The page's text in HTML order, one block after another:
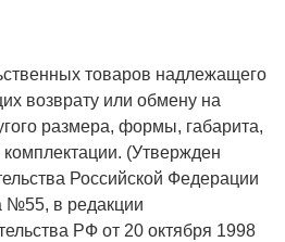
товаров надлежащего
возврату или обмену на
размера, формы, габарита,
(Утвержден
Российской Федерации
№55, в редакции
РФ от 20 октября 1998